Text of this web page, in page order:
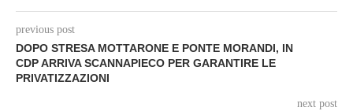
previous post
DOPO STRESA MOTTARONE E PONTE MORANDI, IN
CDP ARRIVA SCANNAPIECO PER GARANTIRE LE
PRIVATIZZAZIONI
next post